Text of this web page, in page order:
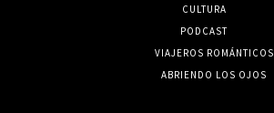
CULTURA
PODCAST
VIAJEROS ROMÁNTICOS
ABRIENDO LOS OJOS